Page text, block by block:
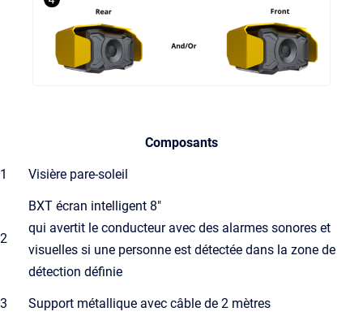
Composants
1 Visière pare-soleil
2
BXT écran intelligent 8"
qui avertit le conducteur avec des alarmes sonores et
visuelles si une personne est détectée dans la zone de
détection définie
3 Support métallique avec câble de 2 mètres